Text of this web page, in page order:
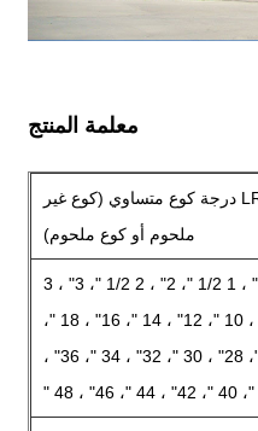
معلمة المنتج
LR / SR 45/90/180 درجة كوع متساوي (كوع غير
ملحوم أو كوع ملحوم)
1/2 "، 3/4" ، 1 "، 1 1/4" ، 1 1/2 "، 2" ، 2 1/2 "، 3" ، 3
1/2 "، 4" ، 5 "، 6 "، 8" ، 10 "، 12" ، 14 "، 16" ، 18 "،
20" ، 22 "، 24" ، 26 "، 28" ، 30 "، 32" ، 34 "، 36" ،